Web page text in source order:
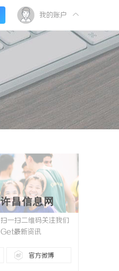
我的账户
许昌信息网
扫一扫二维码关注我们
Get最新资讯
官方微博